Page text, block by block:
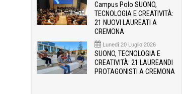
Campus Polo SUONO,
TECNOLOGIA E CREATIVITÀ:
21 NUOVI LAUREATI A
CREMONA
Lunedì 20 Luglio 2026
SUONO, TECNOLOGIA E
CREATIVITÀ: 21 LAUREANDI
PROTAGONISTI A CREMONA